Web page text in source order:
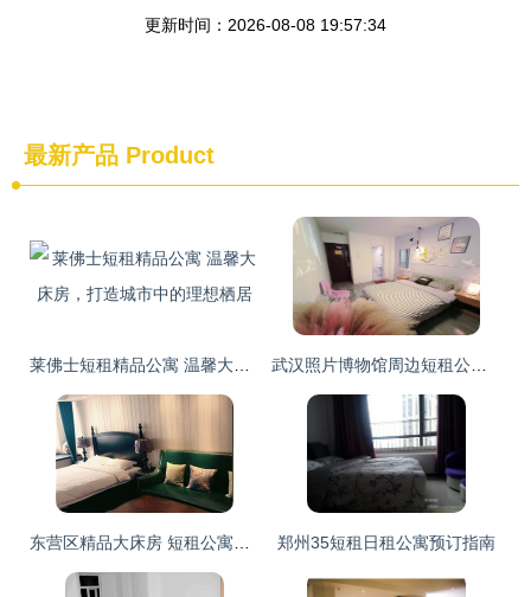
更新时间：2026-08-08 19:57:34
最新产品 Product
郑州35短租日租公寓预订指南